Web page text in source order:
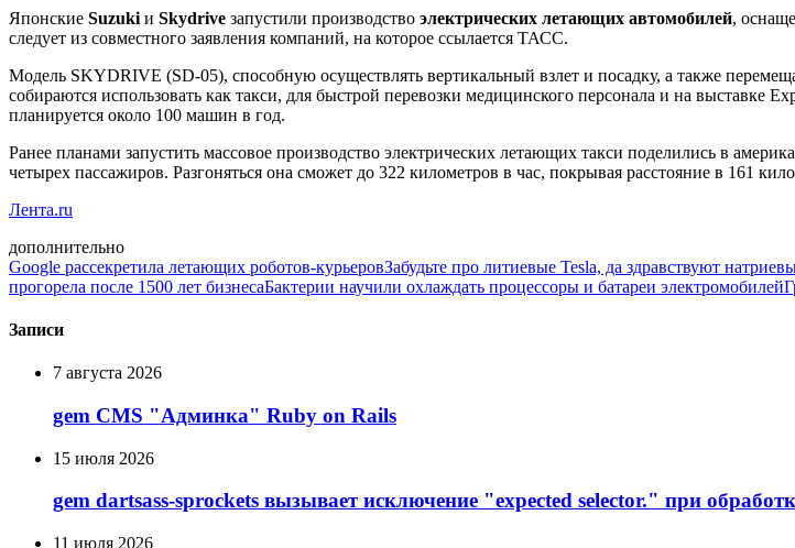
Японские Suzuki и Skydrive запустили производство электрических летающих автомобилей,
следует из совместного заявления компаний, на которое ссылается ТАСС.
Модель SKYDRIVE (SD-05), способную осуществлять вертикальный взлет и посадку, а также
собираются использовать как такси, для быстрой перевозки медицинского персонала и на выставке
планируется около 100 машин в год.
Ранее планами запустить массовое производство электрических летающих такси поделились в
четырех пассажиров. Разгоняться она сможет до 322 километров в час, покрывая расстояние в 161
Лента.ru
дополнительно
Google рассекретила летающих роботов-курьеровЗабудьте про литиевые Tesla, да здравствуют
прогорела после 1500 лет бизнесаБактерии научили охлаждать процессоры и батареи электромобилей
Записи
7 августа 2026
gem CMS "Админка" Ruby on Rails
15 июля 2026
gem dartsass-sprockets вызывает исключение "expected selector." при
11 июля 2026